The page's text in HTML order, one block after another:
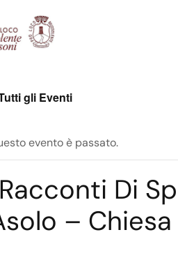
gli Eventi
evento è passato.
Di
–